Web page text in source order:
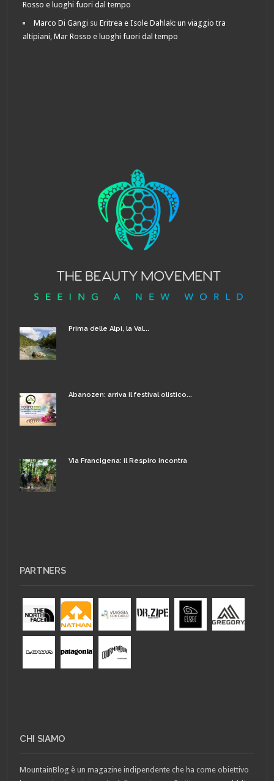
Rosso e luoghi fuori dal tempo
Marco Di Gangi suEritrea e Isole Dahlak: un viaggio tra
altipiani, Mar Rosso e luoghi fuori dal tempo
Prima delle Alpi, la Val...
Abanozen: arriva il festival olistico...
Via Francigena: il Respiro incontra
PARTNERS
CHI SIAMO
MountainBlog è un magazine indipendente che ha come obiettivo